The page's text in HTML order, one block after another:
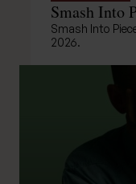
Smash Into
Smash Into
2026.